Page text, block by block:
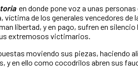
en donde pone voz a unas
de los generales vencedores de
libertad, y en pago, sufren en silencio
extremosos victimarios.
moviendo sus piezas, haciendo
y en ello como cocodrilos abren sus